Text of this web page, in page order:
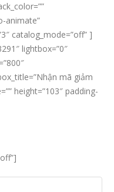
animate”
catalog_mode=”off” ]
lightbox=”0″
mã giảm
height=”103″ padding-